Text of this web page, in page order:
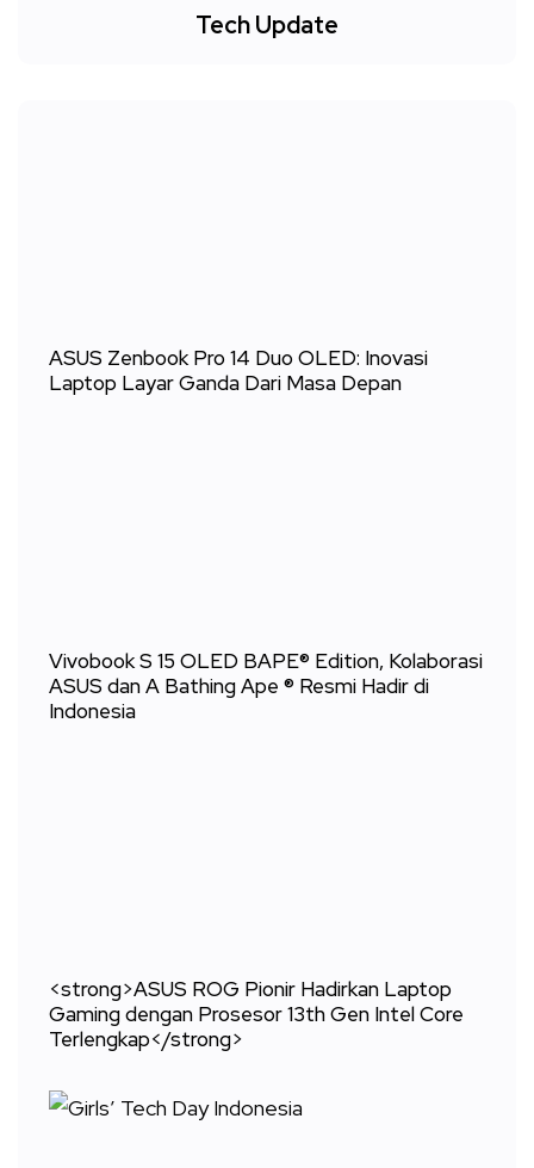
Tech Update
ASUS Zenbook Pro 14 Duo OLED: Inovasi
Laptop Layar Ganda Dari Masa Depan
Vivobook S 15 OLED BAPE® Edition, Kolaborasi
ASUS dan A Bathing Ape ® Resmi Hadir di
Indonesia
<strong>ASUS ROG Pionir Hadirkan Laptop
Gaming dengan Prosesor 13th Gen Intel Core
Terlengkap</strong>